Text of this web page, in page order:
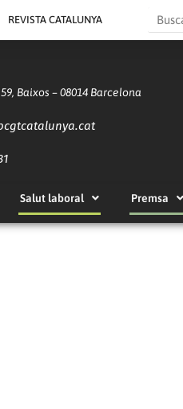
REVISTA CATALUNYA Search
Baixos – 08014 Barcelona
Salut laboral Premsa